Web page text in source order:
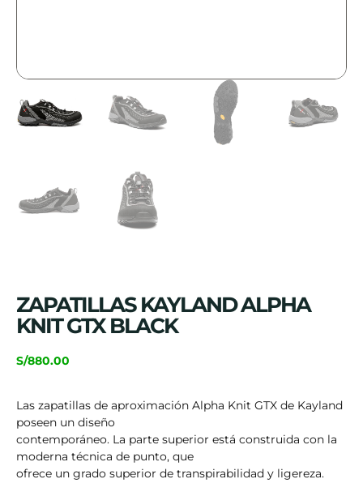
ZAPATILLAS KAYLAND ALPHA
KNIT GTX BLACK
S/880.00
Las zapatillas de aproximación Alpha Knit GTX de Kayland
poseen un diseño
contemporáneo. La parte superior está construida con la
moderna técnica de punto, que
ofrece un grado superior de transpirabilidad y ligereza.